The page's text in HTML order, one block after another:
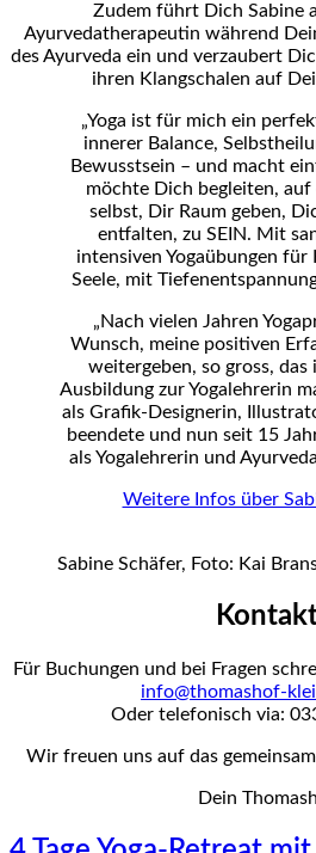
Zudem führt Dich Sabine
Ayurvedatherapeutin während
des Ayurveda ein und verzaubert
ihren Klangschalen auf
„Yoga ist für mich ein
innerer Balance,
Bewusstsein – und macht
möchte Dich begleiten, auf
selbst, Dir Raum geben,
entfalten, zu SEIN. Mit
intensiven Yogaübungen für
Seele, mit
„Nach vielen Jahren
Wunsch, meine positiven
weitergeben, so gross, das
Ausbildung zur Yogalehrerin
als Grafik-Designerin,
beendete und nun seit 15
als Yogalehrerin und
Weitere Infos über
Sabine Schäfer, Foto: Kai
Für Buchungen und bei Fragen
info@thomashof-
Oder telefonisch via:
Wir freuen uns auf das
Dein